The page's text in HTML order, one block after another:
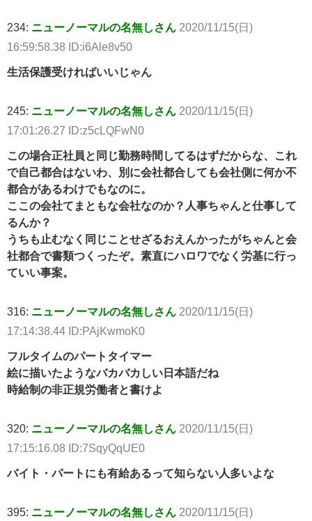
234: ニューノーマルの名無しさん 2020/11/15(日)
16:59:58.38 ID:i6Ale8v50
生活保護受ければいいじゃん
245: ニューノーマルの名無しさん 2020/11/15(日)
17:01:26.27 ID:z5cLQFwN0
この場合正社員と同じ勤務時間してるはずだからな、これ
で自己都合はないわ、別に会社都合しても会社側に何か不
都合があるわけでもなのに。
ここの会社てまともな会社なのか？人事ちゃんと仕事して
るんか？
うちも止むなく同じことせざるおえんかったがちゃんと会
社都合で書類つくったぞ。素直にハロワでなく労基に行っ
ていい事案。
316: ニューノーマルの名無しさん 2020/11/15(日)
17:14:38.44 ID:PAjKwmoK0
フルタイムのパートタイマー
絵に描いたようなバカバカしい日本語だね
時給制の非正規労働者と書けよ
320: ニューノーマルの名無しさん 2020/11/15(日)
17:15:16.08 ID:7SqyQqUE0
バイト・パートにも有給あるって知らない人多いよな
395: ニューノーマルの名無しさん 2020/11/15(日)